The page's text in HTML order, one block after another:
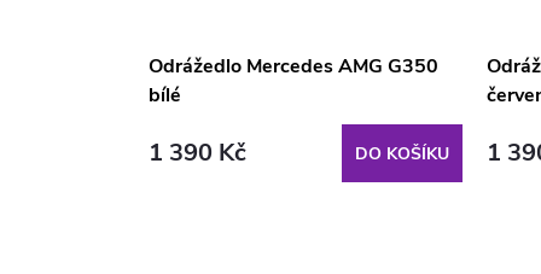
Odrážedlo Mercedes AMG G350
bílé
1 390 Kč DO KOŠÍKU 1